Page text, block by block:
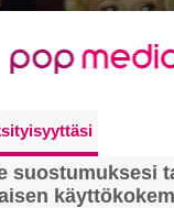
suostumuksesi